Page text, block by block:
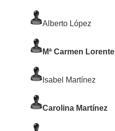
Alberto López
Mª Carmen Lorente
Isabel Martínez
Carolina Martínez